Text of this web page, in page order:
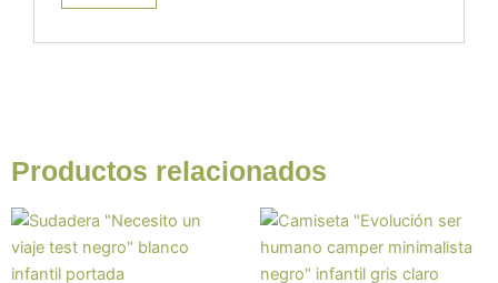
Productos relacionados
producto